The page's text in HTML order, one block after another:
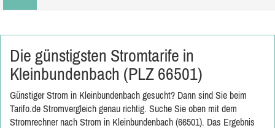
Die günstigsten Stromtarife in
Kleinbundenbach (PLZ 66501)
Günstiger Strom in Kleinbundenbach gesucht? Dann sind Sie beim
Tarifo.de Stromvergleich genau richtig. Suche Sie oben mit dem
Stromrechner nach Strom in Kleinbundenbach (66501). Das Ergebnis